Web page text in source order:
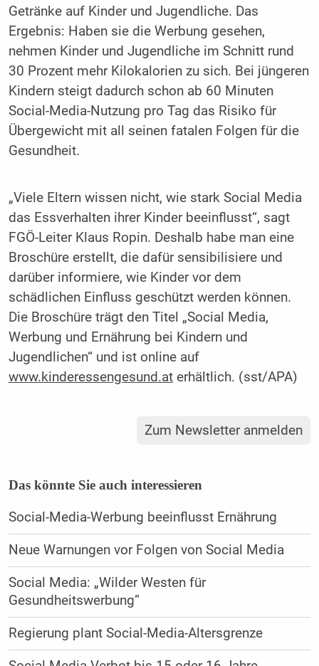
Getränke auf Kinder und Jugendliche. Das
Ergebnis: Haben sie die Werbung gesehen,
nehmen Kinder und Jugendliche im Schnitt rund
30 Prozent mehr Kilokalorien zu sich. Bei jüngeren
Kindern steigt dadurch schon ab 60 Minuten
Social-Media-Nutzung pro Tag das Risiko für
Übergewicht mit all seinen fatalen Folgen für die
Gesundheit.
„Viele Eltern wissen nicht, wie stark Social Media
das Essverhalten ihrer Kinder beeinflusst“, sagt
FGÖ-Leiter Klaus Ropin. Deshalb habe man eine
Broschüre erstellt, die dafür sensibilisiere und
darüber informiere, wie Kinder vor dem
schädlichen Einfluss geschützt werden können.
Die Broschüre trägt den Titel „Social Media,
Werbung und Ernährung bei Kindern und
Jugendlichen“ und ist online auf
www.kinderessengesund.aterhältlich. (sst/APA)
Zum Newsletter anmelden
Das könnte Sie auch interessieren
Social-Media-Werbung beeinflusst Ernährung
Neue Warnungen vor Folgen von Social Media
Social Media: „Wilder Westen für
Gesundheitswerbung”
Regierung plant Social-Media-Altersgrenze